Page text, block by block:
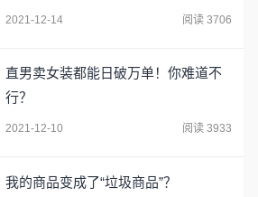
2021-12-14 阅读 3706
直男卖女装都能日破万单！你难道不
行？
2021-12-10 阅读 3933
我的商品变成了“垃圾商品”？